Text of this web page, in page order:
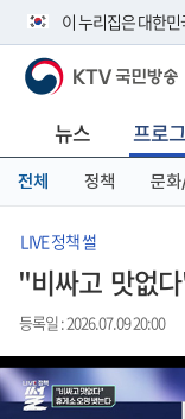
이 누리집은 대한
공식 누리집 주소 확
니다.
이밖에 or.kr 또는
서 도메인 주소를 확
KTV 국민방송
뉴스 프로
전체 정책 문
LIVE 정책 썰
"비싸고 맛없
등록일 : 2026.07.09 20:00